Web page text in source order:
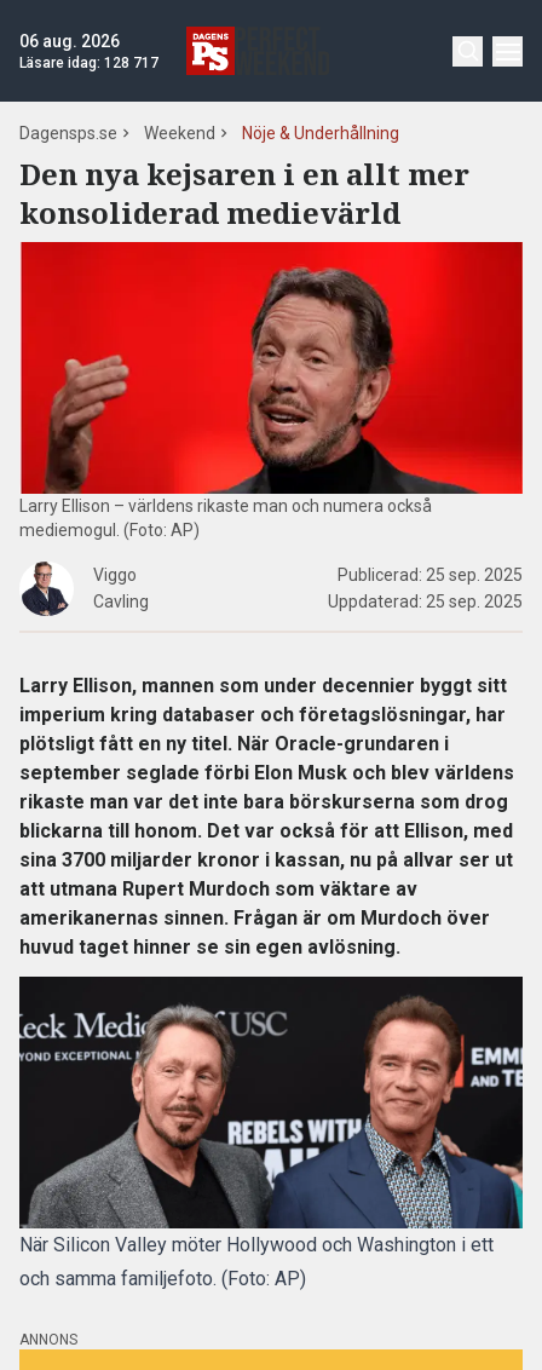
06 aug. 2026
Läsare idag: 128 717
Dagensps.se Weekend Nöje & Underhållning
Den nya kejsaren i en allt mer
konsoliderad medievärld
Larry Ellison – världens rikaste man och numera också
mediemogul. (Foto: AP)
Viggo
Cavling
Publicerad: 25 sep. 2025
Uppdaterad: 25 sep. 2025
Larry Ellison, mannen som under decennier byggt sitt
imperium kring databaser och företagslösningar, har
plötsligt fått en ny titel. När Oracle-grundaren i
september seglade förbi Elon Musk och blev världens
rikaste man var det inte bara börskurserna som drog
blickarna till honom. Det var också för att Ellison, med
sina 3700 miljarder kronor i kassan, nu på allvar ser ut
att utmana Rupert Murdoch som väktare av
amerikanernas sinnen. Frågan är om Murdoch över
huvud taget hinner se sin egen avlösning.
När Silicon Valley möter Hollywood och Washington i ett
och samma familjefoto. (Foto: AP)
ANNONS